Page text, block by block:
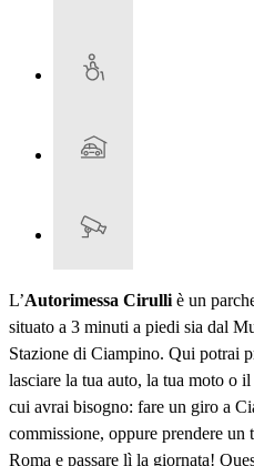
L’Autorimessa Cirulli è un
situato a 3 minuti a piedi sia dal
Stazione di Ciampino. Qui potrai
lasciare la tua auto, la tua moto o
cui avrai bisogno: fare un giro a
commissione, oppure prendere
Roma e passare lì la giornata!